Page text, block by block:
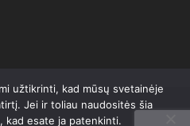
užtikrinti, kad mūsų svetainėje
Jei ir toliau naudositės šia
kad esate ja patenkinti.